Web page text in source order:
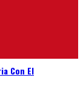
Con El